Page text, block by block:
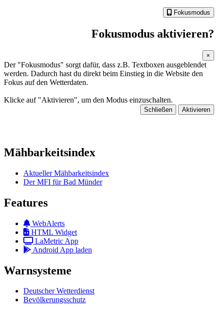
Fokusmodus
Fokusmodus aktivieren?
×
Der "Fokusmodus" sorgt dafür, dass z.B. Textboxen ausgeblendet
werden. Dadurch hast du direkt beim Einstieg in die Website den
Fokus auf den Wetterdaten.
Klicke auf "Aktivieren", um den Modus einzuschalten.
Schließen Aktivieren
Mähbarkeitsindex
Aktueller Mähbarkeitsindex
Der MFI für Bad Münder
Features
WebAlerts
HTML Widget
LaMetric App
Android App laden
Warnsysteme
Deutscher Wetterdienst
Bevölkerungsschutz